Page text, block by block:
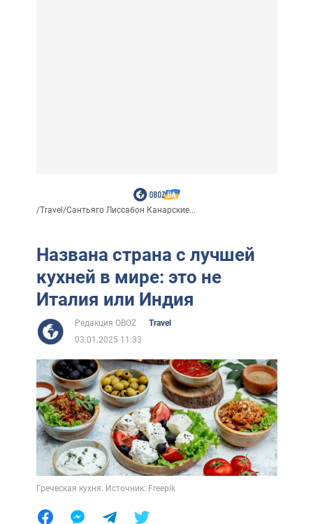
/Travel /Сантьяго Лиссабон Канарские...
Названа страна с лучшей
кухней в мире: это не
Италия или Индия
Редакция OBOZ
Travel
03.01.2025 11:33
Греческая кухня. Источник: Freepik